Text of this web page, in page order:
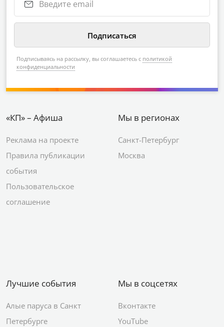
Подписываясь на рассылку, вы соглашаетесь с политикой
конфиденциальности
«КП» – Афиша
Реклама на проекте
Правила публикации
события
Пользовательское
соглашение
Мы в регионах
Санкт-Петербург
Москва
Лучшие события
Алые паруса в Санкт
Петербурге
Мы в соцсетях
Вконтакте
YouTube